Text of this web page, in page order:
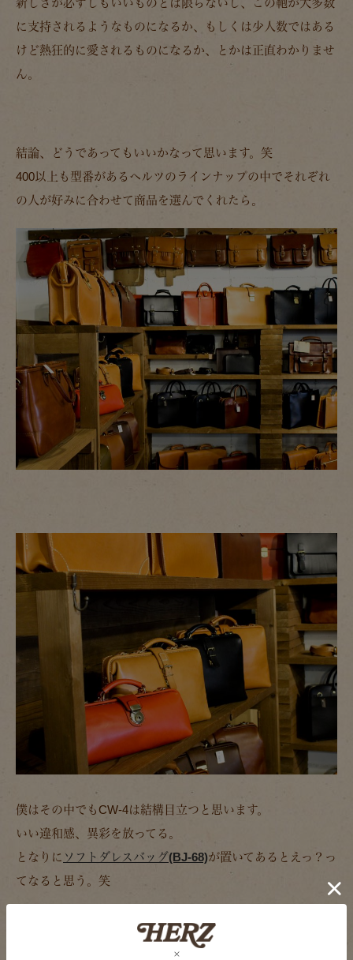
新しさが必ずしもいいものとは限らないし、この鞄が大多数
に支持されるようなものになるか、もしくは少人数ではある
けど熱狂的に愛されるものになるか、とかは正直わかりませ
ん。
結論、どうであってもいいかなって思います。笑
400以上も型番があるヘルツのラインナップの中でそれぞれ
の人が好みに合わせて商品を選んでくれたら。
僕はその中でもCW-4は結構目立つと思います。
いい違和感、異彩を放ってる。
となりに ソフトダレスバッグ(BJ-68)が置いてあるとえっ？っ
てなると思う。笑